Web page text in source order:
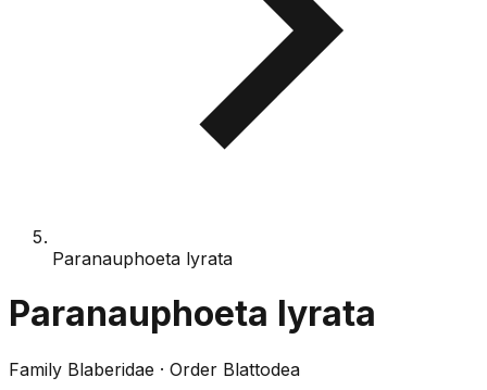
Paranauphoeta lyrata
Paranauphoeta lyrata
Family Blaberidae · Order Blattodea